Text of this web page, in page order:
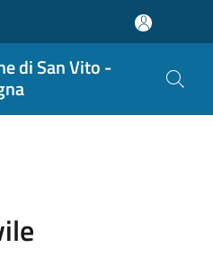
di San Vito -